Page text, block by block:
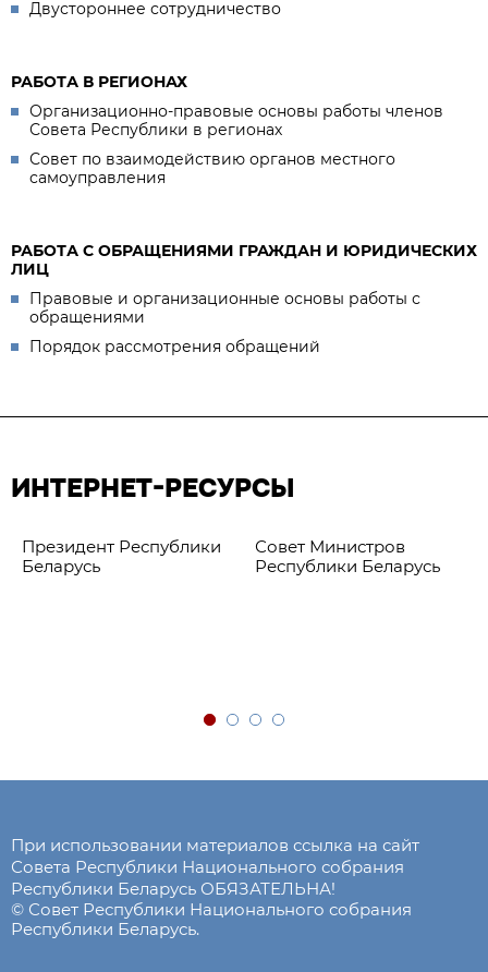
Двустороннее сотрудничество
РАБОТА В РЕГИОНАХ
Организационно-правовые основы работы членов
Совета Республики в регионах
Совет по взаимодействию органов местного
самоуправления
РАБОТА С ОБРАЩЕНИЯМИ ГРАЖДАН И ЮРИДИЧЕСКИХ
ЛИЦ
Правовые и организационные основы работы с
обращениями
Порядок рассмотрения обращений
ИНТЕРНЕТ-РЕСУРСЫ
Президент Республики
Беларусь
Совет Министров
Республики Беларусь
При использовании материалов ссылка на сайт
Совета Республики Национального собрания
Республики Беларусь ОБЯЗАТЕЛЬНА!
© Совет Республики Национального собрания
Республики Беларусь.